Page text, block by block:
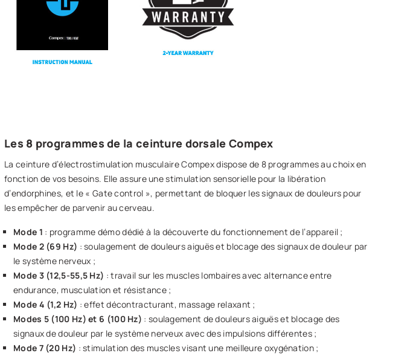
Les 8 programmes de la ceinture dorsale Compex
La ceinture d’électrostimulation musculaire Compex dispose de 8 programmes au choix en
fonction de vos besoins. Elle assure une stimulation sensorielle pour la libération
d’endorphines, et le « Gate control », permettant de bloquer les signaux de douleurs pour
les empêcher de parvenir au cerveau.
Mode 1 : programme démo dédié à la découverte du fonctionnement de l’appareil ;
Mode 2 (69 Hz) : soulagement de douleurs aiguës et blocage des signaux de douleur par
le système nerveux ;
Mode 3 (12,5-55,5 Hz) : travail sur les muscles lombaires avec alternance entre
endurance, musculation et résistance ;
Mode 4 (1,2 Hz) : effet décontracturant, massage relaxant ;
Modes 5 (100 Hz) et 6 (100 Hz) : soulagement de douleurs aiguës et blocage des
signaux de douleur par le système nerveux avec des impulsions différentes ;
Mode 7 (20 Hz) : stimulation des muscles visant une meilleure oxygénation ;